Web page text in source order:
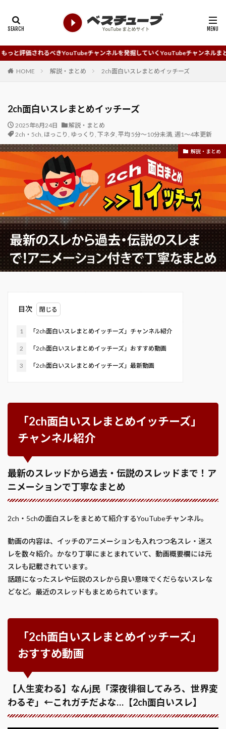
きYouTubeチャンネルを発掘していくYouTubeチャンネルまとめサイトです。
HOME 解説・まとめ 2ch面白いスレまとめイッチーズ
2ch面白いスレまとめイッチーズ
2025年8月24日
解説・まとめ
2ch・5ch, ほっこり , ゆっくり , 下ネタ, 平均 5分～10分未満, 週1～4本更新
解説・まとめ
目次
1 「2ch面白いスレまとめイッチーズ」チャンネル紹介
2 「2ch面白いスレまとめイッチーズ」おすすめ動画
3 「2ch面白いスレまとめイッチーズ」最新動画
「2ch面白いスレまとめイッチーズ」
チャンネル紹介
最新のスレッドから過去・伝説のスレッドまで！ア
ニメーションで丁寧なまとめ
2ch・5chの面白スレをまとめて紹介するYouTubeチャンネル。
動画の内容は、イッチのアニメーションも入れつつ名スレ・迷ス
レを数々紹介。かなり丁寧にまとまれていて、動画概要欄には元
スレも記載されています。
話題になったスレや伝説のスレから良い意味でくだらないスレな
どなど。最近のスレッドもまとめられています。
「2ch面白いスレまとめイッチーズ」
おすすめ動画
【人生変わる】なんj民「深夜徘徊してみろ、世界変
わるぞ」←これガチだよな…【2ch面白いスレ】